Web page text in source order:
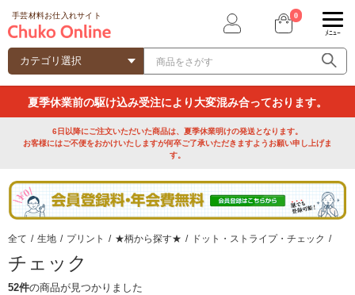
手芸材料お仕入れサイト 0
ﾒﾆｭｰ
夏季休業前の駆け込み受注により大変混み合っております。
6日以降にご注文いただいた商品は、夏季休業明けの発送となります。
お客様にはご不便をおかけいたしますが何卒ご了承いただきますようお願い申し上げま
す。
全て / 生地 / プリント / ★柄から探す★ / ドット・ストライプ・チェック /
チェック
52件の商品が見つかりました